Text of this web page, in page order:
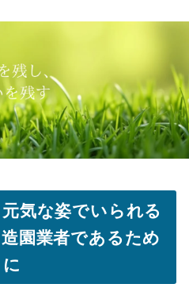
気な姿でいられる
園業者であるため
に